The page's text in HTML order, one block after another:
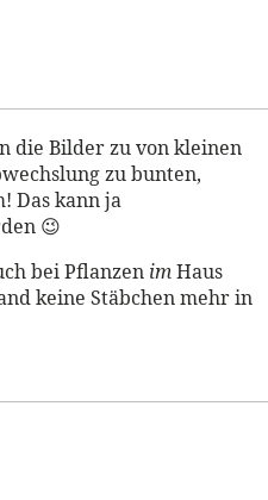
die Bilder zu von kleinen
zu bunten,
Das kann ja
😉
bei Pflanzen imHaus
keine Stäbchen mehr in